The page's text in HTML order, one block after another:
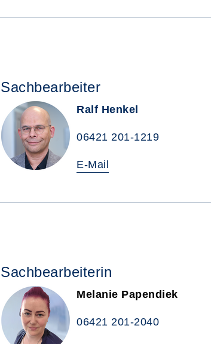
Sachbearbeiter
Ralf Henkel
06421 201-1219
E-Mail
Sachbearbeiterin
Melanie Papendiek
06421 201-2040